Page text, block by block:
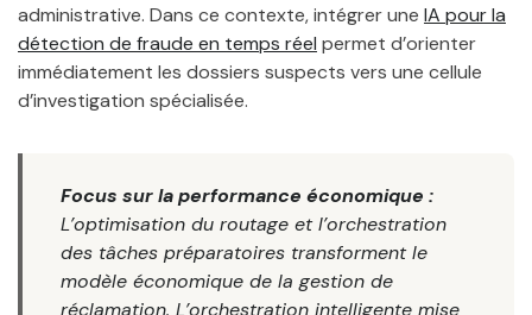
administrative. Dans ce contexte, intégrer une IA pour la
détection de fraude en temps réel permet d’orienter
immédiatement les dossiers suspects vers une cellule
d’investigation spécialisée.
Focus sur la performance économique :
L’optimisation du routage et l’orchestration
des tâches préparatoires transforment le
modèle économique de la gestion de
réclamation. L’orchestration intelligente mise